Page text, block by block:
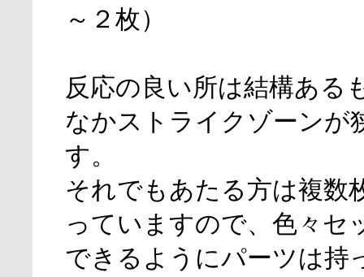
～２枚）
反応の良い所は結構ある
なかストライクゾーンが
す。
それでもあたる方は複数
っていますので、色々セ
できるようにパーツは持